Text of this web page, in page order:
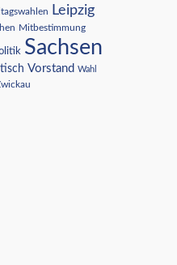
Leipzig
Mitbestimmung
Sachsen
Vorstand Wahl